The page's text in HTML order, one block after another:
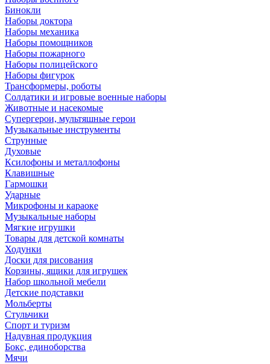
Бинокли
Наборы доктора
Наборы механика
Наборы помощников
Наборы пожарного
Наборы полицейского
Наборы фигурок
Трансформеры, роботы
Солдатики и игровые военные наборы
Животные и насекомые
Супергерои, мультяшные герои
Музыкальные инструменты
Струнные
Духовые
Ксилофоны и металлофоны
Клавишные
Гармошки
Ударные
Микрофоны и караоке
Музыкальные наборы
Мягкие игрушки
Товары для детской комнаты
Ходунки
Доски для рисования
Корзины, ящики для игрушек
Набор школьной мебели
Детские подставки
Мольберты
Стульчики
Спорт и туризм
Надувная продукция
Бокс, единоборства
Мячи